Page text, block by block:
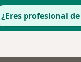
¿Eres profesional